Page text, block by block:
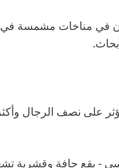
في مناخات مشمسة في